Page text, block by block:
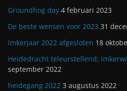
Groundhog day 4 februari 2023
De beste wensen voor 2023 31
Imkerjaar 2022 afgesloten 18
Heidedracht teleurstellend;
september 2022
heidegang 2022 3 augustus 2022